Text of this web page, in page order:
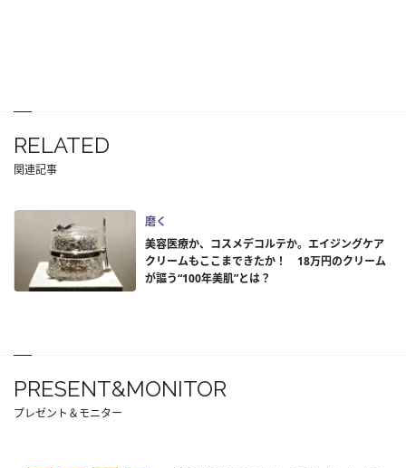
RELATED
関連記事
磨く
美容医療か、コスメデコルテか。エイジングケア
クリームもここまできたか！ 18万円のクリーム
が謳う“100年美肌”とは？
PRESENT&MONITOR
プレゼント＆モニター